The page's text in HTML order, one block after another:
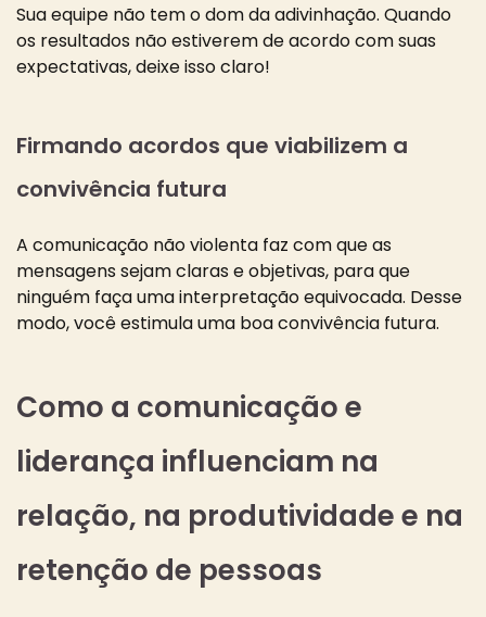
Sua equipe não tem o dom da adivinhação. Quando
os resultados não estiverem de acordo com suas
expectativas, deixe isso claro!
Firmando acordos que viabilizem a
convivência futura
A comunicação não violenta faz com que as
mensagens sejam claras e objetivas, para que
ninguém faça uma interpretação equivocada. Desse
modo, você estimula uma boa convivência futura.
Como a comunicação e
liderança influenciam na
relação, na produtividade e na
retenção de pessoas